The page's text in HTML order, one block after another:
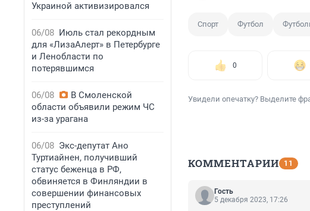
Украиной активизировался
06/08 Июль стал рекордным
для «ЛизаАлерт» в Петербурге
и Ленобласти по
потерявшимся
06/08
В Смоленской
области объявили режим ЧС
из-за урагана
06/08 Экс-депутат Ано
Туртиайнен, получивший
статус беженца в РФ,
обвиняется в Финляндии в
совершении финансовых
преступлений
Спорт Футбол
0
Увидели опечатку? Выделите
КОММЕНТАРИИ 11
Гость
5 декабря 2023, 17:26